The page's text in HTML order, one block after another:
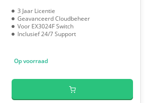
3 Jaar Licentie
Geavanceerd Cloudbeheer
Voor EX3024F Switch
Inclusief 24/7 Support
Op voorraad